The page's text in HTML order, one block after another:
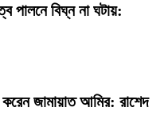
পালনে বিঘ্ন না ঘটায়:
জামায়াত আমির: রাশেদ